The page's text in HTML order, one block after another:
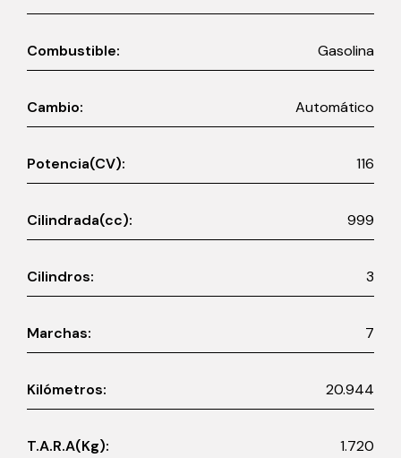
Combustible: Gasolina
Cambio: Automático
Potencia(CV): 116
Cilindrada(cc): 999
Cilindros: 3
Marchas: 7
Kilómetros: 20.944
T.A.R.A(Kg): 1.720